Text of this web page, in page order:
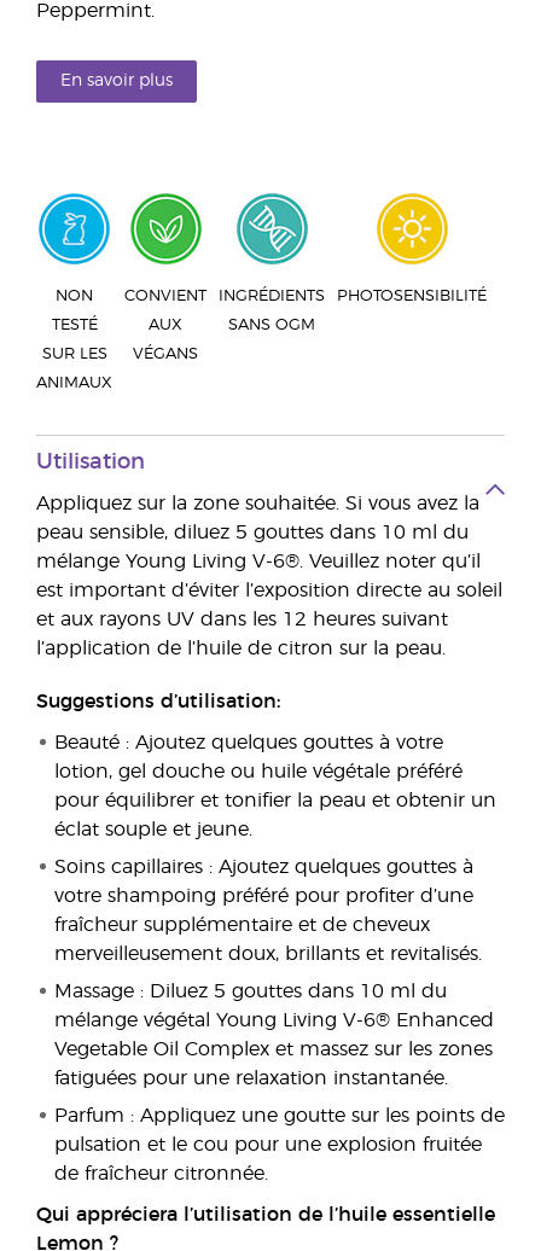
Peppermint.
En savoir plus
NON
TESTÉ
SUR LES
ANIMAUX
CONVIENT
AUX
VÉGANS
INGRÉDIENTS
SANS OGM
PHOTOSENSIBILITÉ
Utilisation
Appliquez sur la zone souhaitée. Si vous avez la
peau sensible, diluez 5 gouttes dans 10 ml du
mélange Young Living V-6®. Veuillez noter qu’il
est important d’éviter l’exposition directe au soleil
et aux rayons UV dans les 12 heures suivant
l’application de l’huile de citron sur la peau.
Suggestions d’utilisation:
Beauté : Ajoutez quelques gouttes à votre
lotion, gel douche ou huile végétale préféré
pour équilibrer et tonifier la peau et obtenir un
éclat souple et jeune.
Soins capillaires : Ajoutez quelques gouttes à
votre shampoing préféré pour profiter d’une
fraîcheur supplémentaire et de cheveux
merveilleusement doux, brillants et revitalisés.
Massage : Diluez 5 gouttes dans 10 ml du
mélange végétal Young Living V-6® Enhanced
Vegetable Oil Complex et massez sur les zones
fatiguées pour une relaxation instantanée.
Parfum : Appliquez une goutte sur les points de
pulsation et le cou pour une explosion fruitée
de fraîcheur citronnée.
Qui appréciera l’utilisation de l’huile essentielle
Lemon ?